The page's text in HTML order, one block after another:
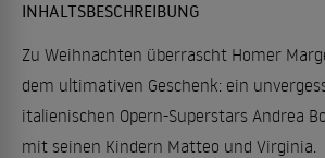
INHALTSBESCHREIBUNG
Zu Weihnachten überrascht Homer
dem ultimativen Geschenk: ein
italienischen Opern-Superstars Andrea
mit seinen Kindern Matteo und Virginia.